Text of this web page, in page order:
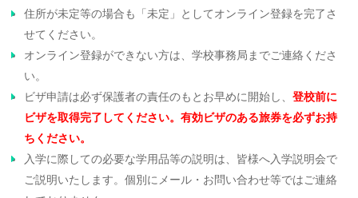
住所が未定等の場合も「未定」としてオンライン登録を完了さ
せてください。
オンライン登録ができない方は、学校事務局までご連絡くださ
い。
ビザ申請は必ず保護者の責任のもとお早めに開始し、 登校前に
ビザを取得完了してください。有効ビザのある旅券を必ずお持
ちください。
入学に際しての必要な学用品等の説明は、皆様へ入学説明会で
ご説明いたします。個別にメール・お問い合わせ等ではご連絡